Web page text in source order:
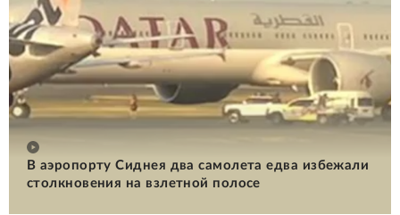
В аэропорту Сиднея два самолета едва избежали
столкновения на взлетной полосе